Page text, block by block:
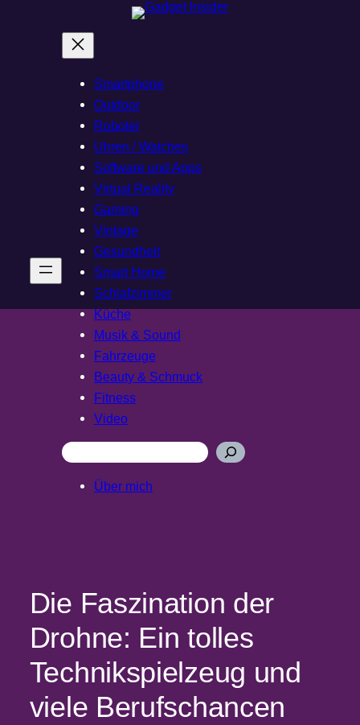
Smartphone
Outdoor
Roboter
Uhren / Watches
Software und Apps
Virtual Reality
Gaming
Vintage
Gesundheit
Smart Home
Schlafzimmer
Küche
Musik & Sound
Fahrzeuge
Beauty & Schmuck
Fitness
Video
Suchen
Über mich
Die Faszination der
Drohne: Ein tolles
Technikspielzeug und
viele Berufschancen